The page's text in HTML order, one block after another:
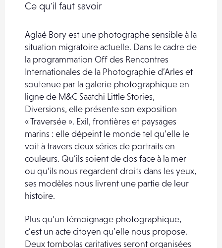
Ce qu'il faut savoir
Aglaé Bory est une photographe sensible à la
situation migratoire actuelle. Dans le cadre de
la programmation Off des Rencontres
Internationales de la Photographie d’Arles et
soutenue par la galerie photographique en
ligne de M&C Saatchi Little Stories,
Diversions, elle présente son exposition
« Traversée ». Exil, frontières et paysages
marins : elle dépeint le monde tel qu’elle le
voit à travers deux séries de portraits en
couleurs. Qu’ils soient de dos face à la mer
ou qu’ils nous regardent droits dans les yeux,
ses modèles nous livrent une partie de leur
histoire.
Plus qu’un témoignage photographique,
c’est un acte citoyen qu’elle nous propose.
Deux tombolas caritatives seront organisées